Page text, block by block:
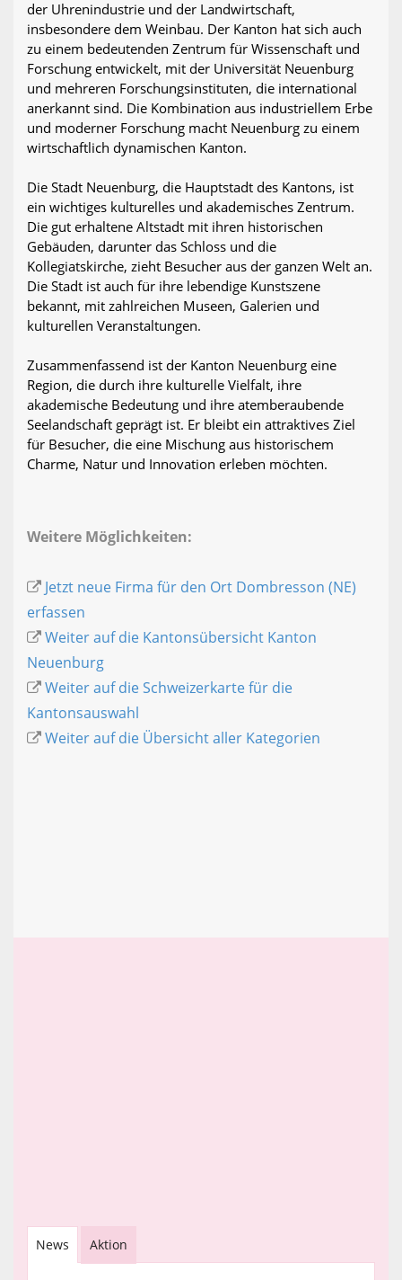
der Uhrenindustrie und der Landwirtschaft,
insbesondere dem Weinbau. Der Kanton hat sich auch
zu einem bedeutenden Zentrum für Wissenschaft und
Forschung entwickelt, mit der Universität Neuenburg
und mehreren Forschungsinstituten, die international
anerkannt sind. Die Kombination aus industriellem Erbe
und moderner Forschung macht Neuenburg zu einem
wirtschaftlich dynamischen Kanton.
Die Stadt Neuenburg, die Hauptstadt des Kantons, ist
ein wichtiges kulturelles und akademisches Zentrum.
Die gut erhaltene Altstadt mit ihren historischen
Gebäuden, darunter das Schloss und die
Kollegiatskirche, zieht Besucher aus der ganzen Welt an.
Die Stadt ist auch für ihre lebendige Kunstszene
bekannt, mit zahlreichen Museen, Galerien und
kulturellen Veranstaltungen.
Zusammenfassend ist der Kanton Neuenburg eine
Region, die durch ihre kulturelle Vielfalt, ihre
akademische Bedeutung und ihre atemberaubende
Seelandschaft geprägt ist. Er bleibt ein attraktives Ziel
für Besucher, die eine Mischung aus historischem
Charme, Natur und Innovation erleben möchten.
Weitere Möglichkeiten:
Jetzt neue Firma für den Ort Dombresson (NE)
erfassen
Weiter auf die Kantonsübersicht Kanton
Neuenburg
Weiter auf die Schweizerkarte für die
Kantonsauswahl
Weiter auf die Übersicht aller Kategorien
News Aktion